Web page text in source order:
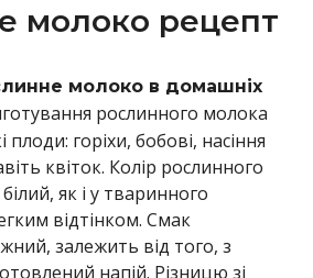
молоко рецепт
молоко в домашніх
рослинного молока
плоди: горіхи, бобові, насіння
квіток. Колір рослинного
як і у тваринного
відтінком. Смак
залежить від того, з
напій. Різницю зі